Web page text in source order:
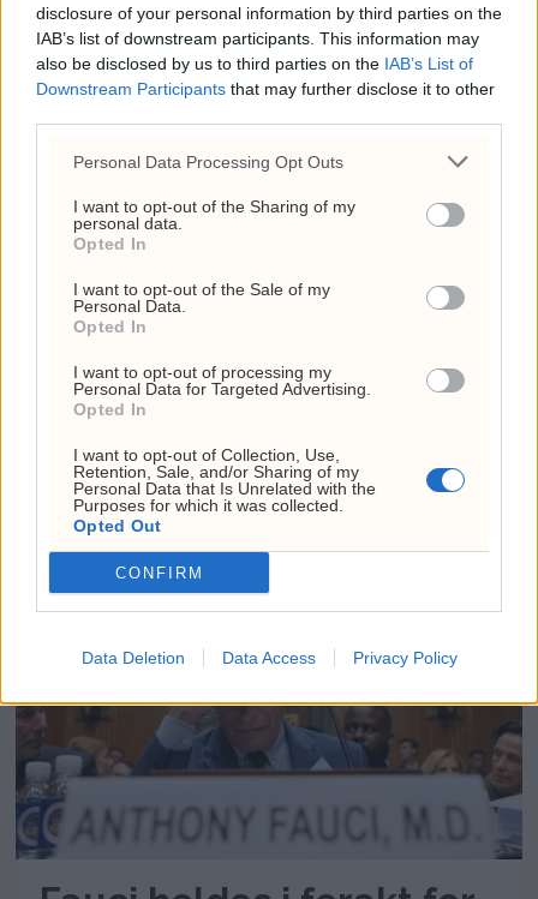
disclosure of your personal information by third parties on the
IAB’s list of downstream participants. This information may
also be disclosed by us to third parties on the IAB’s List of
Downstream Participants that may further disclose it to other
Personal Data Processing Opt Outs
I want to opt-out of the Sharing of my
personal data.
Opted In
I want to opt-out of the Sale of my
Personal Data.
Opted In
I want to opt-out of processing my
Personal Data for Targeted Advertising.
Opted In
I want to opt-out of Collection, Use,
Retention, Sale, and/or Sharing of my
Personal Data that Is Unrelated with the
Purposes for which it was collected.
Opted Out
CONFIRM
Data Deletion Data Access Privacy Policy
Ukens aksje: Kan ta av
etter Trumps Iran-pause
2. august 2026 - 12:17
kostet 136.778 kroner –
Anne Lindboe brukte
43.524
6. august 2026 - 13:04
Frp-topp fikk kvart million
fra First House for
«Trump-VM»-podkast –
raser
22. juli 2026 - 09:00